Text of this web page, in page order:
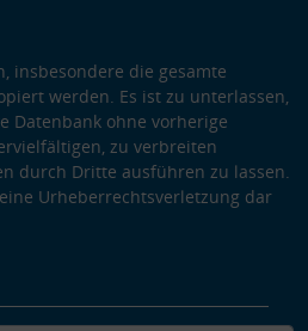
insbesondere die gesamte
werden. Es ist zu unterlassen,
Datenbank ohne vorherige
zu verbreiten
durch Dritte ausführen zu lassen.
Urheberrechtsverletzung dar